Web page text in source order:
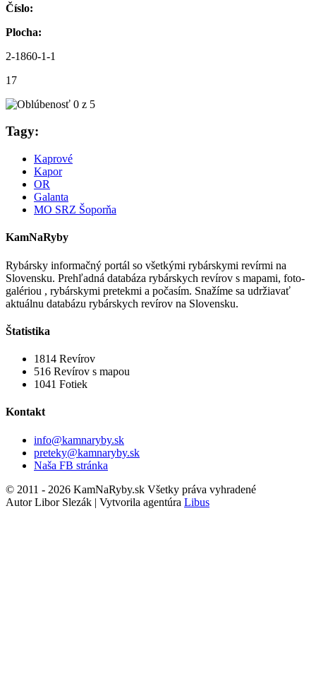
Číslo:
Plocha:
2-1860-1-1
17
Tagy:
Kaprové
Kapor
OR
Galanta
MO SRZ Šoporňa
KamNaRyby
Rybársky informačný portál so všetkými rybárskymi revírmi na
Slovensku. Prehľadná databáza rybárskych revírov s mapami, foto-
galériou , rybárskymi pretekmi a počasím. Snažíme sa udržiavať
aktuálnu databázu rybárskych revírov na Slovensku.
Štatistika
1814 Revírov
516 Revírov s mapou
1041 Fotiek
Kontakt
info@kamnaryby.sk
preteky@kamnaryby.sk
Naša FB stránka
© 2011 - 2026 KamNaRyby.sk Všetky práva vyhradené
Autor Libor Slezák | Vytvorila agentúra Libus